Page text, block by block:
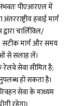
पीएआरएल में
हवाई मार्ग
चार्लिविल/
सटीक मार्ग और समय
से सलाह लें।
रेलवे सेवा सीमित है;
हो सकता है।
सेवा के माध्यम